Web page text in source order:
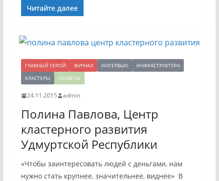
Читайте далее
ГЛАВНЫЙ ГЕРОЙ ЖУРНАЛ ИНТЕРВЬЮ
ИНФРАСТРУКТУРА
КЛАСТЕРЫ
СЮЖЕТЫ
24.11.2015 admin
Полина Павлова, Центр
кластерного развития
Удмуртской Республики
«Чтобы заинтересовать людей с деньгами, нам
нужно стать крупнее, значительнее, виднее» В